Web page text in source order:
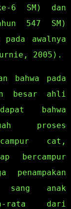
6 SM) dan
547 SM)
awalnya
2005).
bahwa pada
besar ahli
bahwa
proses
cat,
bercampur
penampakan
anak
rata dari